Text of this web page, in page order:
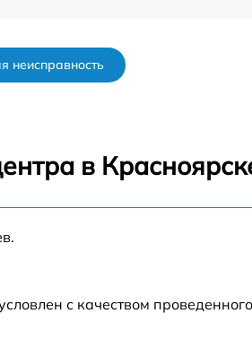
мин
неисправность
в
с качеством